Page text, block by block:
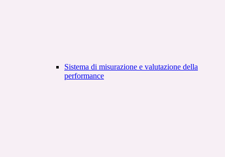
Sistema di misurazione e valutazione della
performance